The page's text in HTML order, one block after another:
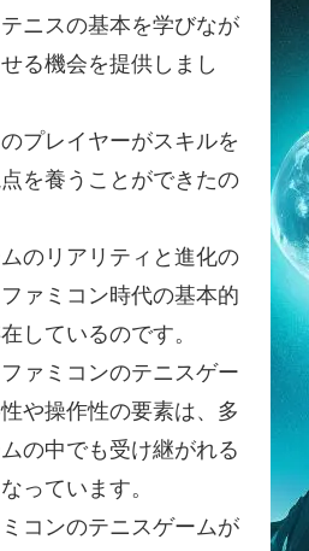
ニスの基本を学びなが
る機会を提供しまし
プレイヤーがスキルを
を養うことができたの
のリアリティと進化の
ァミコン時代の基本的
しているのです。
ァミコンのテニスゲー
や操作性の要素は、多
の中でも受け継がれる
っています。
コンのテニスゲームが